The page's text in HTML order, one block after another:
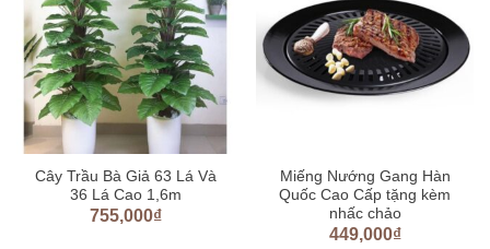
Cây Trầu Bà Giả 63 Lá Và
36 Lá Cao 1,6m
755,000₫
Miếng Nướng Gang Hàn
Quốc Cao Cấp tặng kèm
nhấc chảo
449,000₫